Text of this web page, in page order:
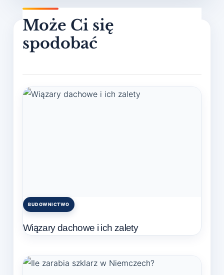
Posted
BUDOWNICTWO
Wiązary dachowe i ich zalety